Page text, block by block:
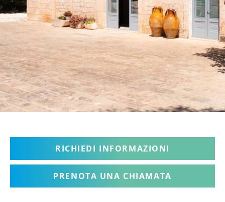
RICHIEDI INFORMAZIONI
PRENOTA UNA CHIAMATA